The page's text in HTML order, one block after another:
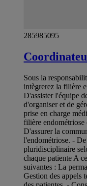
285985095
Sous la
intègrerez la filière
D'assister l'équipe
d'organiser et de
prise en charge
filière
D'assurer la
l'endométriose. -
pluridisciplinaire
chaque patiente A
suivantes : La
Gestion des appels